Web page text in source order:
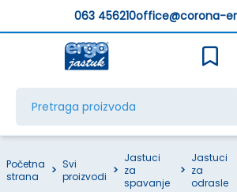
063 456210office@corona-
Početna
strana
> Svi
proizvodi >
Jastuci
za
spavanje
>
Jastuci
za
odrasle